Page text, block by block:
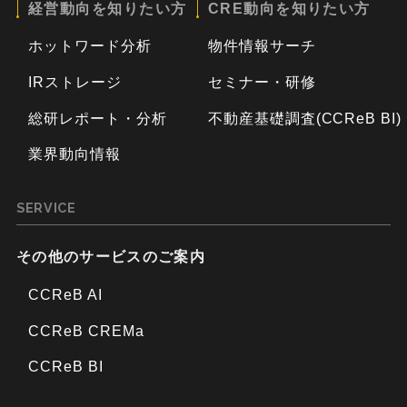
経営動向を知りたい方
ホットワード分析
IRストレージ
総研レポート・分析
業界動向情報
CRE動向を知りたい方
物件情報サーチ
セミナー・研修
不動産基礎調査(CCReB BI)
SERVICE
その他のサービスのご案内
CCReB AI
CCReB CREMa
CCReB BI